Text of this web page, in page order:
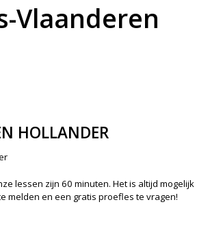
Vlaanderen
HOLLANDER
lessen zijn 60 minuten. Het is altijd mogelijk
melden en een gratis proefles te vragen!